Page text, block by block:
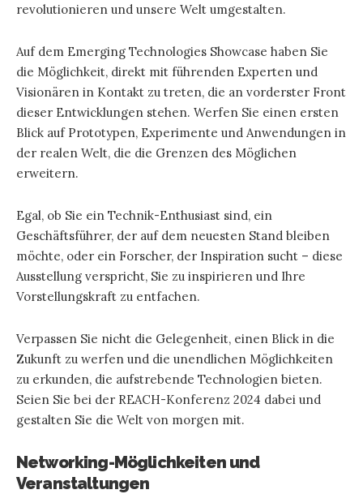
revolutionieren und unsere Welt umgestalten.
Auf dem Emerging Technologies Showcase haben Sie
die Möglichkeit, direkt mit führenden Experten und
Visionären in Kontakt zu treten, die an vorderster Front
dieser Entwicklungen stehen. Werfen Sie einen ersten
Blick auf Prototypen, Experimente und Anwendungen in
der realen Welt, die die Grenzen des Möglichen
erweitern.
Egal, ob Sie ein Technik-Enthusiast sind, ein
Geschäftsführer, der auf dem neuesten Stand bleiben
möchte, oder ein Forscher, der Inspiration sucht – diese
Ausstellung verspricht, Sie zu inspirieren und Ihre
Vorstellungskraft zu entfachen.
Verpassen Sie nicht die Gelegenheit, einen Blick in die
Zukunft zu werfen und die unendlichen Möglichkeiten
zu erkunden, die aufstrebende Technologien bieten.
Seien Sie bei der REACH-Konferenz 2024 dabei und
gestalten Sie die Welt von morgen mit.
Networking-Möglichkeiten und
Veranstaltungen